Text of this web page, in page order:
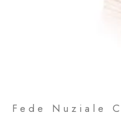
Fede Nuziale